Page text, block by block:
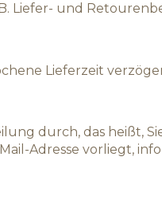
Liefer- und
Lieferzeit
durch, das heißt,
Adresse vorliegt,